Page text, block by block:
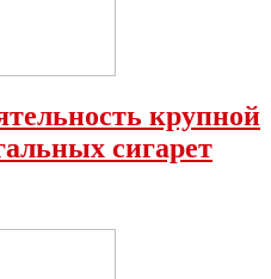
крупной
сигарет